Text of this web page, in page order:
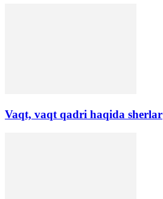
Vaqt, vaqt qadri haqida sherlar